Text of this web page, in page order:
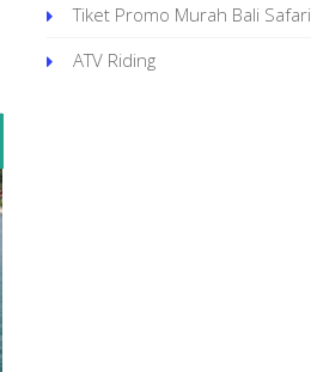
Tiket Promo Murah Bali
ATV Riding